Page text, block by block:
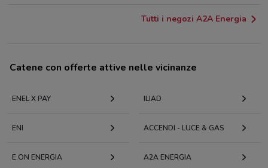
Tutti i negozi A2A Energia
Catene con offerte attive nelle vicinanze
ENEL X PAY ILIAD
ENI ACCENDI - LUCE & GAS
E.ON ENERGIA A2A ENERGIA